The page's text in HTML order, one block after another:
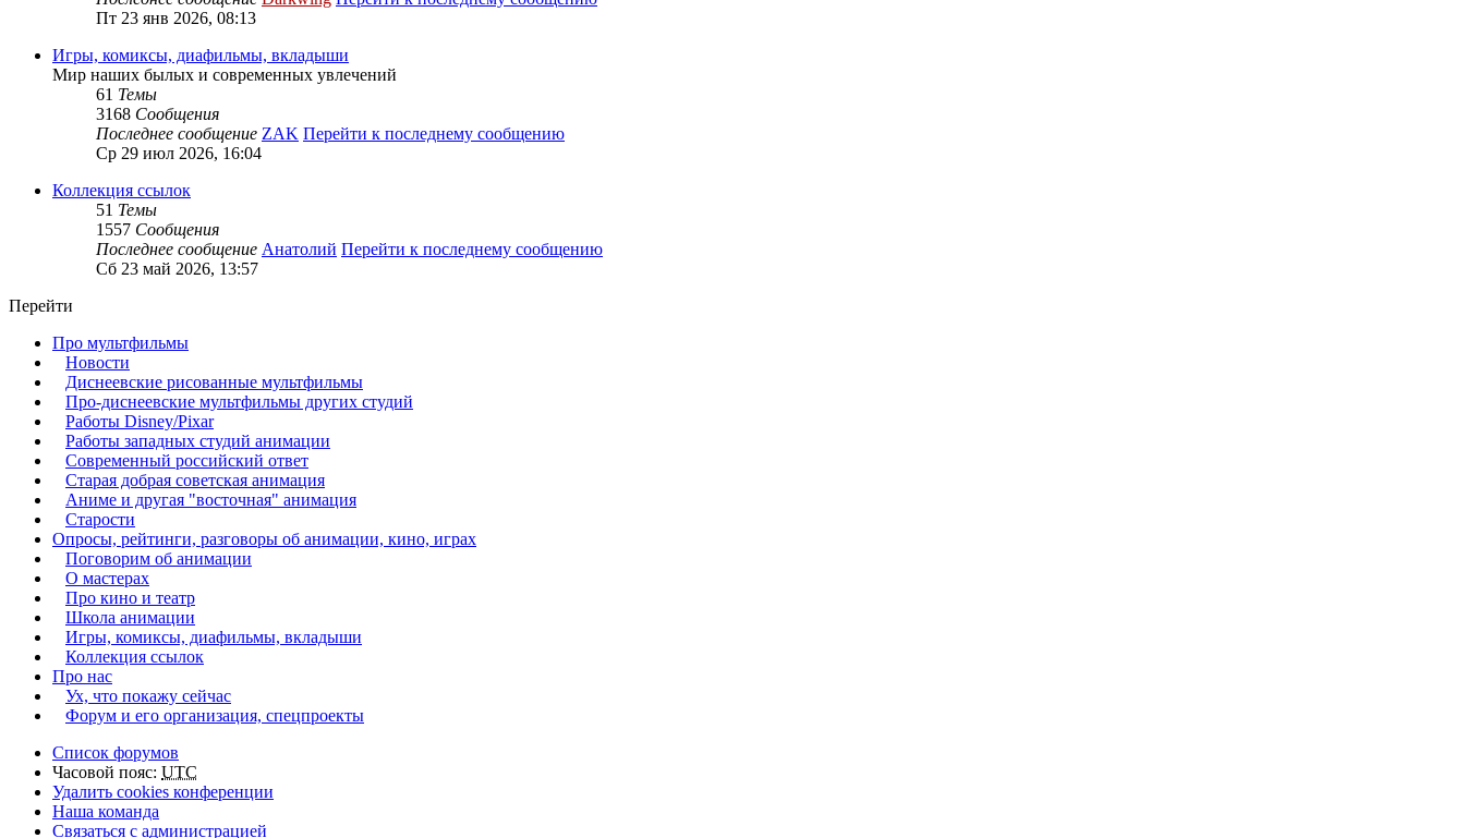
Пт 23 янв 2026, 08:13
Игры, комиксы, диафильмы, вкладыши
Мир наших былых и современных увлечений
61 Темы
3168 Сообщения
Последнее сообщение ZAK Перейти к последнему сообщению
Ср 29 июл 2026, 16:04
Коллекция ссылок
51 Темы
1557 Сообщения
Последнее сообщение Анатолий Перейти к последнему сообщению
Сб 23 май 2026, 13:57
Перейти
Про мультфильмы
Новости
Диснеевские рисованные мультфильмы
Про-диснеевские мультфильмы других студий
Работы Disney/Pixar
Работы западных студий анимации
Современный российский ответ
Старая добрая советская анимация
Аниме и другая "восточная" анимация
Старости
Опросы, рейтинги, разговоры об анимации, кино, играх
Поговорим об анимации
О мастерах
Про кино и театр
Школа анимации
Игры, комиксы, диафильмы, вкладыши
Коллекция ссылок
Про нас
Ух, что покажу сейчас
Форум и его организация, спецпроекты
Список форумов
Часовой пояс: UTC
Удалить cookies конференции
Наша команда
Связаться с администрацией